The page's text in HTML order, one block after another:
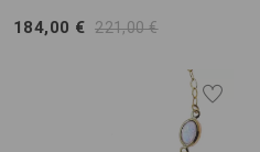
184,00 € 221,00 €